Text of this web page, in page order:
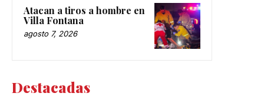
Atacan a tiros a hombre en
Villa Fontana
agosto 7, 2026
Destacadas